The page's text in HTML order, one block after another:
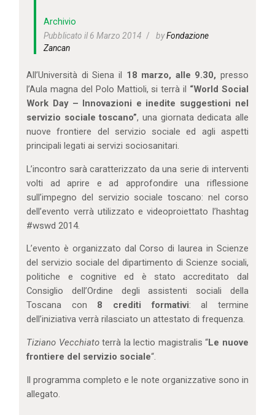
Archivio
Pubblicato il 6 Marzo 2014
byFondazione
Zancan
All’Università di Siena il 18 marzo, alle 9.30, presso
l’Aula magna del Polo Mattioli, si terrà il “World Social
Work Day – Innovazioni e inedite suggestioni nel
servizio sociale toscano”, una giornata dedicata alle
nuove frontiere del servizio sociale ed agli aspetti
principali legati ai servizi sociosanitari.
L’incontro sarà caratterizzato da una serie di interventi
volti ad aprire e ad approfondire una riflessione
sull’impegno del servizio sociale toscano: nel corso
dell’evento verrà utilizzato e videoproiettato l’hashtag
#wswd 2014.
L’evento è organizzato dal Corso di laurea in Scienze
del servizio sociale del dipartimento di Scienze sociali,
politiche e cognitive ed è stato accreditato dal
Consiglio dell’Ordine degli assistenti sociali della
Toscana con 8 crediti formativi: al termine
dell’iniziativa verrà rilasciato un attestato di frequenza.
Tiziano Vecchiatoterrà la lectio magistralis “Le nuove
frontiere del servizio sociale“.
Il programma completo e le note organizzative sono in
allegato.